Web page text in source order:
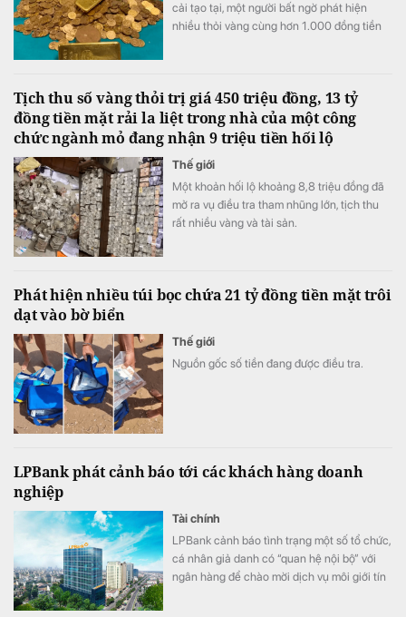
cải tạo tại, một người bất ngờ phát hiện
nhiều thỏi vàng cùng hơn 1.000 đồng tiền
Tịch thu số vàng thỏi trị giá 450 triệu đồng, 13 tỷ
đồng tiền mặt rải la liệt trong nhà của một công
chức ngành mỏ đang nhận 9 triệu tiền hối lộ
Thế giới
Một khoản hối lộ khoảng 8,8 triệu đồng đã
mở ra vụ điều tra tham nhũng lớn, tịch thu
rất nhiều vàng và tài sản.
Phát hiện nhiều túi bọc chứa 21 tỷ đồng tiền mặt trôi
dạt vào bờ biển
Thế giới
Nguồn gốc số tiền đang được điều tra.
LPBank phát cảnh báo tới các khách hàng doanh
nghiệp
Tài chính
LPBank cảnh báo tình trạng một số tổ chức,
cá nhân giả danh có “quan hệ nội bộ” với
ngân hàng để chào mời dịch vụ môi giới tín